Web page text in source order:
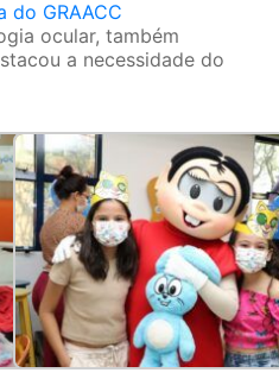
do GRAACC
ocular, também
a necessidade do